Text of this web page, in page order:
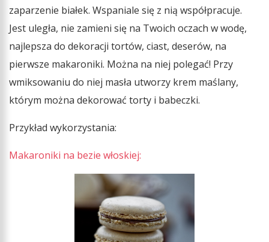
zaparzenie białek. Wspaniale się z nią współpracuje.
Jest uległa, nie zamieni się na Twoich oczach w wodę,
najlepsza do dekoracji tortów, ciast, deserów, na
pierwsze makaroniki. Można na niej polegać! Przy
wmiksowaniu do niej masła utworzy krem maślany,
którym można dekorować torty i babeczki.
Przykład wykorzystania:
Makaroniki na bezie włoskiej: